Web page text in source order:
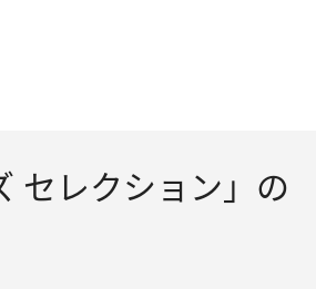
セレクション」の